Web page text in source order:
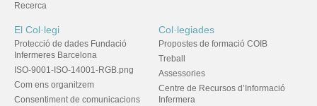
Recerca
El Col·legi
Protecció de dades Fundació
Infermeres Barcelona
ISO-9001-ISO-14001-RGB.png
Com ens organitzem
Consentiment de comunicacions
Col·legiades
Propostes de formació COIB
Treball
Assessories
Centre de Recursos d’Informació
Infermera